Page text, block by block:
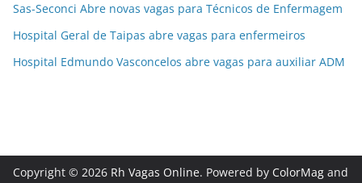
Sas-Seconci Abre novas vagas para Técnicos de Enfermagem
Hospital Geral de Taipas abre vagas para enfermeiros
Hospital Edmundo Vasconcelos abre vagas para auxiliar ADM
Copyright © 2026 Rh Vagas Online. Powered by ColorMag and